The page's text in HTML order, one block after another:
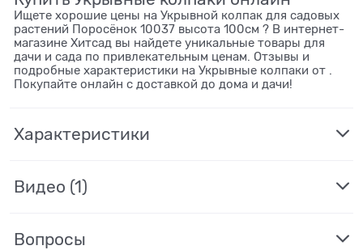
Ищете хорошие цены на Укрывной колпак для садовых
растений Поросёнок 10037 высота 100см ? В интернет-
магазине Хитсад вы найдете уникальные товары для
дачи и сада по привлекательным ценам. Отзывы и
подробные характеристики на Укрывные колпаки от .
Покупайте онлайн с доставкой до дома и дачи!
Характеристики
Видео (1)
Вопросы